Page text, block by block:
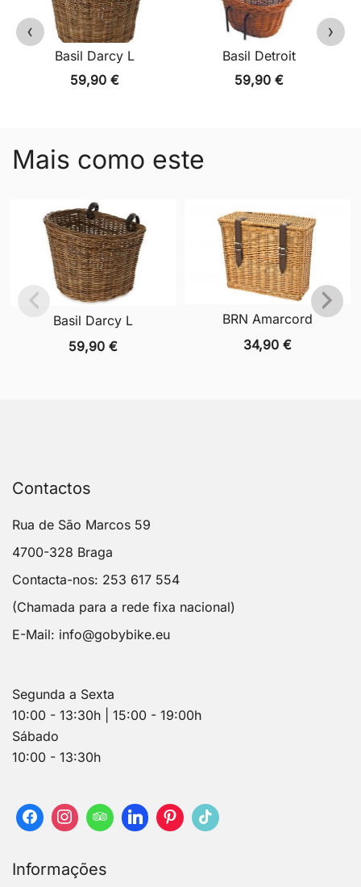
‹
Basil Darcy L
59,90 €
Basil Detroit
59,90 €
›
Mais como este
Basil Darcy L
59,90€
BRN Amarcord
34,90€
Contactos
Rua de São Marcos 59
4700-328 Braga
Contacta-nos: 253 617 554
(Chamada para a rede fixa nacional)
E-Mail: info@gobybike.eu
Segunda a Sexta
10:00 - 13:30h | 15:00 - 19:00h
Sábado
10:00 - 13:30h
Informações